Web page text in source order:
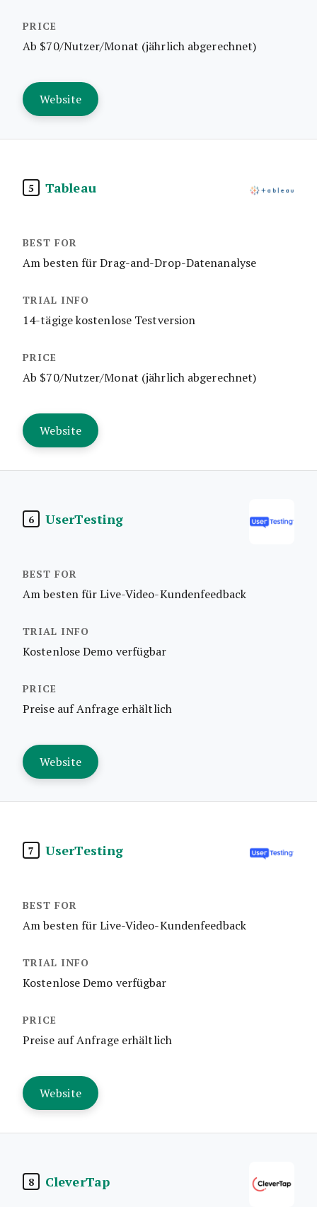
Ab $70/Nutzer/Monat (jährlich abgerechnet)
Website
5 Tableau
Am besten für Drag-and-Drop-Datenanalyse
14-tägige kostenlose Testversion
Ab $70/Nutzer/Monat (jährlich abgerechnet)
Website
6 UserTesting
Am besten für Live-Video-Kundenfeedback
Kostenlose Demo verfügbar
Preise auf Anfrage erhältlich
Website
7 UserTesting
Am besten für Live-Video-Kundenfeedback
Kostenlose Demo verfügbar
Preise auf Anfrage erhältlich
Website
8 CleverTap